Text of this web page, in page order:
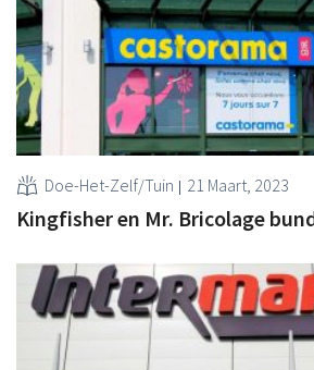
Doe-Het-Zelf/Tuin 21 Maart, 2023
Kingfisher en Mr. Bricolage